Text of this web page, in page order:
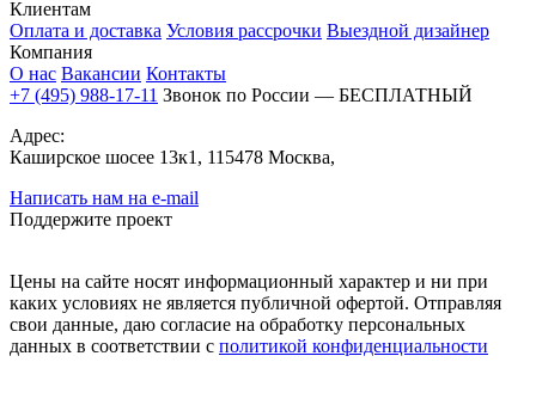
Клиентам
Оплата и доставка Условия рассрочки Выездной дизайнер
Компания
О нас Вакансии Контакты
+7 (495) 988-17-11 Звонок по России — БЕСПЛАТНЫЙ
Адрес:
Каширское шосее 13к1, 115478 Москва,
Написать нам на e-mail
Поддержите проект
Цены на сайте носят информационный характер и ни при
каких условиях не является публичной офертой. Отправляя
свои данные, даю согласие на обработку персональных
данных в соответствии с политикой конфиденциальности